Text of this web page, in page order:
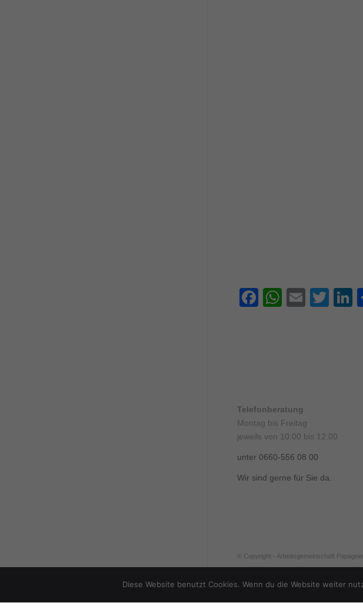
Facebook
Email
Telefonberatung
Montag bis Freitag
jeweils von 10:00 bis 12:00
unter 0660-556 08 00
Wir sind gerne für Sie da.
© Copyright - Arbeitsgemeinschaft
Diese Website benutzt Cookies. Wenn du die Website weiter